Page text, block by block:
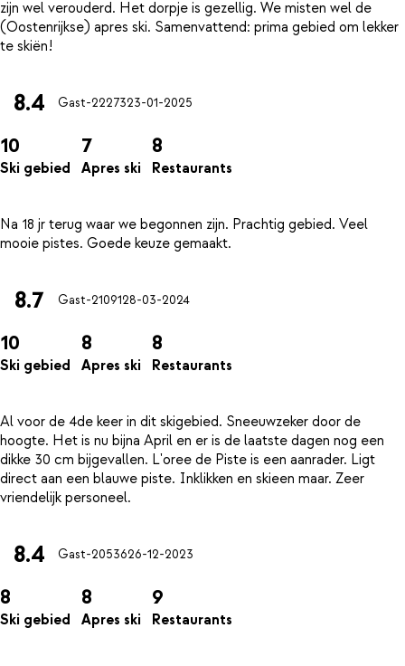
zijn wel verouderd. Het dorpje is gezellig. We misten wel de
(Oostenrijkse) apres ski. Samenvattend: prima gebied om lekker
8.4 Gast-2227323-01-2025
10
Ski gebied
7
Apres ski
8
Restaurants
Na 18 jr terug waar we begonnen zijn. Prachtig gebied. Veel
8.7 Gast-2109128-03-2024
10
Ski gebied
8
Apres ski
8
Restaurants
Al voor de 4de keer in dit skigebied. Sneeuwzeker door de
hoogte. Het is nu bijna April en er is de laatste dagen nog een
dikke 30 cm bijgevallen. L'oree de Piste is een aanrader. Ligt
direct aan een blauwe piste. Inklikken en skieen maar. Zeer
8.4 Gast-2053626-12-2023
8
Ski gebied
8
Apres ski
9
Restaurants